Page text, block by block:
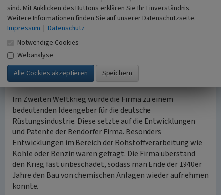
Durch einen neuen Geldgeber, den Ingenieur Josef Hahn,
konnte jedoch ein Konkurs abgewendet werden. Mit dem
neuen Teilhaber änderte sich erneut der Name des
Betriebs in „Feld & Hahn GmbH - Fabrik für Apparate- und
Dampfkesselbau“. Im weiteren Verlauf konnte die Firma
weiterhin bestehen und sogar expandieren.
Im Zweiten Weltkrieg wurde die Firma zu einem
bedeutenden Ideengeber für die deutsche
Rüstungsindustrie. Diese setzte auf die Entwicklungen
und Patente der Bendorfer Firma. Besonders
Entwicklungen im Bereich der Rohstoffverarbeitung wie
Kohle oder Benzin waren gefragt. Die Firma überstand
den Krieg fast unbeschadet, sodass man Ende der 1940er
Jahre den Bau von chemischen Anlagen wieder aufnehmen
konnte.
sind. Mit Anklicken des Buttons erklären Sie Ihr Einverständnis.
Weitere Informationen finden Sie auf unserer Datenschutzseite.
Impressum | Datenschutz
Notwendige Cookies
Webanalyse